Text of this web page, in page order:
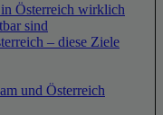
Österreich wirklich
sind
– diese Ziele
und Österreich